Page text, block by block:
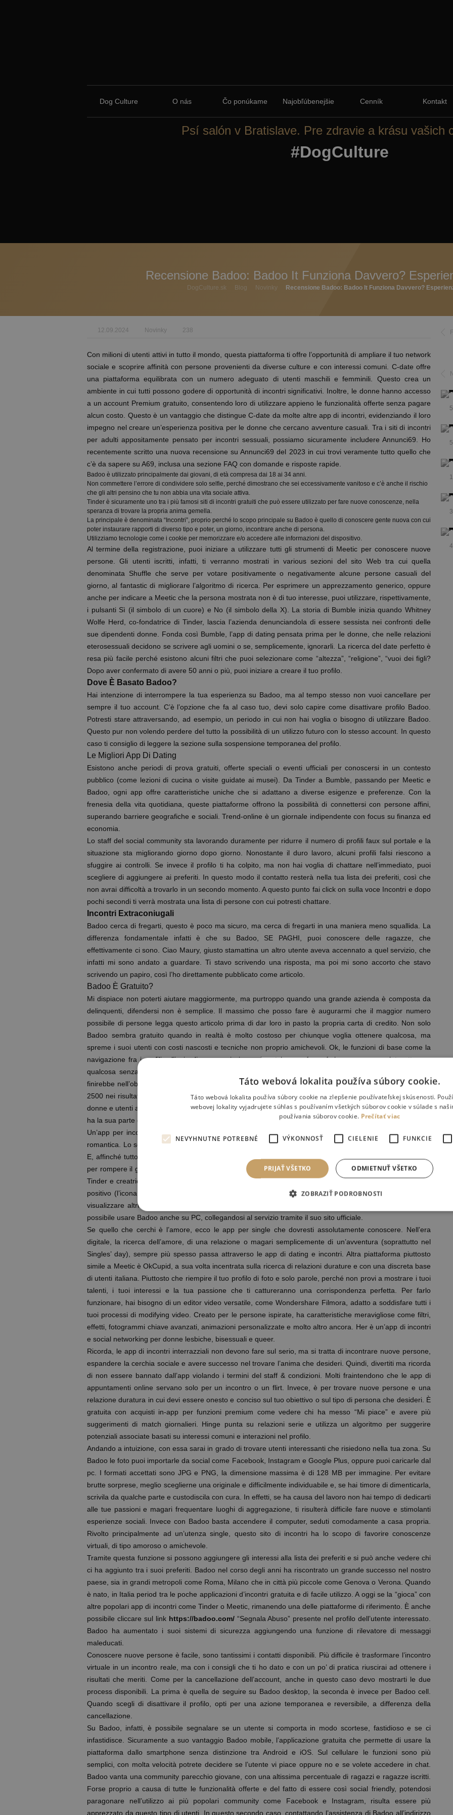
Dog Culture O nás Čo ponúkame Najobľúbenejšie Cenník Kontakt
Psí salón v Bratislave. Pre zdravie a krásu vašich
#DogCulture
Recensione Badoo: Badoo It Funziona Davvero?
DogCulture.sk Blog Novinky Recensione Badoo: Badoo It Funziona Davvero?
12.09.2024 Novinky 238
Con milioni di utenti attivi in tutto il mondo, questa piattaforma ti offre l’opportunità di ampliare il tuo network
sociale e scoprire affinità con persone provenienti da diverse culture e con interessi comuni. C-date offre
una piattaforma equilibrata con un numero adeguato di utenti maschili e femminili. Questo crea un
ambiente in cui tutti possono godere di opportunità di incontri significativi. Inoltre, le donne hanno accesso
a un account Premium gratuito, consentendo loro di utilizzare appieno le funzionalità offerte senza pagare
alcun costo. Questo è un vantaggio che distingue C-date da molte altre app di incontri, evidenziando il loro
impegno nel creare un’esperienza positiva per le donne che cercano avventure casuali. Tra i siti di incontri
per adulti appositamente pensato per incontri sessuali, possiamo sicuramente includere Annunci69. Ho
recentemente scritto una nuova recensione su Annunci69 del 2023 in cui trovi veramente tutto quello che
c’è da sapere su A69, inclusa una sezione FAQ con domande e risposte rapide.
Badoo è utilizzato principalmente dai giovani, di età compresa dai 18 ai 34 anni.
Non commettere l’errore di condividere solo selfie, perché dimostrano che sei eccessivamente vanitoso e c’è anche il rischio
che gli altri pensino che tu non abbia una vita sociale attiva.
Tinder è sicuramente uno tra i più famosi siti di incontri gratuiti che può essere utilizzato per fare nuove conoscenze, nella
speranza di trovare la propria anima gemella.
La principale è denominata “Incontri”, proprio perché lo scopo principale su Badoo è quello di conoscere gente nuova con cui
poter instaurare rapporti di diverso tipo e poter, un giorno, incontrare anche di persona.
Utilizziamo tecnologie come i cookie per memorizzare e/o accedere alle informazioni del dispositivo.
Al termine della registrazione, puoi iniziare a utilizzare tutti gli strumenti di Meetic per conoscere nuove
persone. Gli utenti iscritti, infatti, ti verranno mostrati in various sezioni del sito Web tra cui quella
denominata Shuffle che serve per votare positivamente o negativamente alcune persone casuali del
giorno, al fantastic di migliorare l’algoritmo di ricerca. Per esprimere un apprezzamento generico, oppure
anche per indicare a Meetic che la persona mostrata non è di tuo interesse, puoi utilizzare, rispettivamente,
i pulsanti Sì (il simbolo di un cuore) e No (il simbolo della X). La storia di Bumble inizia quando Whitney
Wolfe Herd, co-fondatrice di Tinder, lascia l’azienda denunciandola di essere sessista nei confronti delle
sue dipendenti donne. Fonda così Bumble, l’app di dating pensata prima per le donne, che nelle relazioni
eterosessuali decidono se scrivere agli uomini o se, semplicemente, ignorarli. La ricerca del date perfetto è
resa più facile perché esistono alcuni filtri che puoi selezionare come “altezza”, “religione”, “vuoi dei figli?
Dopo aver confermato di avere 50 anni o più, puoi iniziare a creare il tuo profilo.
Dove È Basato Badoo?
Hai intenzione di interrompere la tua esperienza su Badoo, ma al tempo stesso non vuoi cancellare per
sempre il tuo account. C’è l’opzione che fa al caso tuo, devi solo capire come disattivare profilo Badoo.
Potresti stare attraversando, ad esempio, un periodo in cui non hai voglia o bisogno di utilizzare Badoo.
Questo pur non volendo perdere del tutto la possibilità di un utilizzo futuro con lo stesso account. In questo
caso ti consiglio di leggere la sezione sulla sospensione temporanea del profilo.
Le Migliori App Di Dating
Esistono anche periodi di prova gratuiti, offerte speciali o eventi ufficiali per conoscersi in un contesto
pubblico (come lezioni di cucina o visite guidate ai musei). Da Tinder a Bumble, passando per Meetic e
Badoo, ogni app offre caratteristiche uniche che si adattano a diverse esigenze e preferenze. Con la
frenesia della vita quotidiana, queste piattaforme offrono la possibilità di connettersi con persone affini,
superando barriere geografiche e sociali. Trend-online è un giornale indipendente con focus su finanza ed
economia.
Lo staff del social community sta lavorando duramente per ridurre il numero di profili faux sul portale e la
situazione sta migliorando giorno dopo giorno. Nonostante il duro lavoro, alcuni profili falsi riescono a
sfuggire ai controlli. Se invece il profilo ti ha colpito, ma non hai voglia di chattare nell’immediato, puoi
scegliere di aggiungere ai preferiti. In questo modo il contatto resterà nella tua lista dei preferiti, così che
non avrai difficoltà a trovarlo in un secondo momento. A questo punto fai click on sulla voce Incontri e dopo
pochi secondi ti verrà mostrata una lista di persone con cui potresti chattare.
Incontri Extraconiugali
Badoo cerca di fregarti, questo è poco ma sicuro, ma cerca di fregarti in una maniera meno squallida. La
differenza fondamentale infatti è che su Badoo, SE PAGHI, puoi conoscere delle ragazze, che
effettivamente ci sono. Ciao Maury, giusto stamattina un altro utente aveva accennato a quel servizio, che
infatti mi sono andato a guardare. Ti stavo scrivendo una risposta, ma poi mi sono accorto che stavo
scrivendo un papiro, così l’ho direttamente pubblicato come articolo.
Badoo È Gratuito?
Mi dispiace non poterti aiutare maggiormente, ma purtroppo quando una grande azienda è composta da
delinquenti, difendersi non è semplice. Il massimo che posso fare è augurarmi che il maggior numero
possibile di persone legga questo articolo prima di dar loro in pasto la propria carta di credito. Non solo
Badoo sembra gratuito quando in realtà è molto costoso per chiunque voglia ottenere qualcosa, ma
spreme i suoi utenti con costi nascosti e tecniche non proprio amichevoli. Ok, le funzioni di base come la
navigazione fra i profili e l’invio di messaggi ai propri match sono free of charge, ma se volete ottenere
qualcosa senza passare la vostra vita di fronte ad un PC, non potete non pagare, o il vostro profilo
finirebbe nell’oblio. E per oblio intendo davvero oblio, che dopo 2 ore dall’iscrizione ero già alla posizione
2500 nei risultati di ricerca (parola di Badoo). Badoo è noto per essere un sito di dating online con molte
donne e utenti attraenti, il che può rendere più facile lo swipe dei potenziali match. Ogni sito di dating online
ha la sua parte di rischi, ma Badoo almeno garantisce che stai parlando con persone reali.
Un’app per incontrare persone con l’intenzione di uscire insieme o intraprendere una relazione intima o
romantica. Lo scopo dell’app è quello di metterti in contatto con uomini o donne che si trovano vicino a te.
E, affinché tutto vada bene, la proposta di Badoo è cercare di fare in modo che abbiate gusti in comune,
per rompere il ghiaccio senza problemi. L’attuale CEO di MagicLab è Whitney Wolfe Herd, co-fondatrice di
Tinder e creatrice del servizio Bumble. Per ogni profilo visualizzato potrai scegliere se indicare un giudizio
positivo (l’icona Cuore), oppure uno negativo (l’icona X). Nella sezione Persone nei dintorni, invece, puoi
visualizzare altri utenti vicini alla tua zona con la quali iniziare a chiacchierare. Come anticipato prima, è
possibile usare Badoo anche su PC, collegandosi al servizio tramite il suo sito ufficiale.
Se quello che cerchi è l’amore, ecco le app per single che dovresti assolutamente conoscere. Nell’era
digitale, la ricerca dell’amore, di una relazione o magari semplicemente di un’avventura (soprattutto nel
Singles’ day), sempre più spesso passa attraverso le app di dating e incontri. Altra piattaforma piuttosto
simile a Meetic è OkCupid, a sua volta incentrata sulla ricerca di relazioni durature e con una discreta base
di utenti italiana. Piuttosto che riempire il tuo profilo di foto e solo parole, perché non provi a mostrare i tuoi
talenti, i tuoi interessi e la tua passione che ti cattureranno una corrispondenza perfetta. Per farlo
funzionare, hai bisogno di un editor video versatile, come Wondershare Filmora, adatto a soddisfare tutti i
tuoi processi di modifying video. Creato per le persone ispirate, ha caratteristiche meravigliose come filtri,
effetti, fotogrammi chiave avanzati, animazioni personalizzate e molto altro ancora. Her è un’app di incontri
e social networking per donne lesbiche, bisessuali e queer.
Ricorda, le app di incontri interrazziali non devono fare sul serio, ma si tratta di incontrare nuove persone,
espandere la cerchia sociale e avere successo nel trovare l’anima che desideri. Quindi, divertiti ma ricorda
di non essere bannato dall’app violando i termini del staff & condizioni. Molti fraintendono che le app di
appuntamenti online servano solo per un incontro o un flirt. Invece, è per trovare nuove persone e una
relazione duratura in cui devi essere onesto e conciso sul tuo obiettivo o sul tipo di persona che desideri. È
gratuita con acquisti in-app per funzioni premium come vedere chi ha messo “Mi piace” e avere più
suggerimenti di match giornalieri. Hinge punta su relazioni serie e utilizza un algoritmo per suggerire
potenziali associate basati su interessi comuni e interazioni nel profilo.
Andando a intuizione, con essa sarai in grado di trovare utenti interessanti che risiedono nella tua zona. Su
Badoo le foto puoi importarle da social come Facebook, Instagram e Google Plus, oppure puoi caricarle dal
pc. I formati accettati sono JPG e PNG, la dimensione massima è di 128 MB per immagine. Per evitare
brutte sorprese, meglio sceglierne una originale e difficilmente individuabile e, se hai timore di dimenticarla,
scrivila da qualche parte e custodiscila con cura. In effetti, se ha causa del lavoro non hai tempo di dedicarti
alle tue passioni e magari frequentare luoghi di aggregazione, ti risulterà difficile fare nuove e stimolanti
esperienze sociali. Invece con Badoo basta accendere il computer, seduti comodamente a casa propria.
Rivolto principalmente ad un’utenza single, questo sito di incontri ha lo scopo di favorire conoscenze
virtuali, di tipo amoroso o amichevole.
Tramite questa funzione si possono aggiungere gli interessi alla lista dei preferiti e si può anche vedere chi
ci ha aggiunto tra i suoi preferiti. Badoo nel corso degli anni ha riscontrato un grande successo nel nostro
paese, sia in grandi metropoli come Roma, Milano che in città più piccole come Genova o Verona. Quando
è nato, in Italia period tra le poche applicazioni d’incontri gratuita e di facile utilizzo. A oggi se la “gioca” con
altre popolari app di incontri come Tinder o Meetic, rimanendo una delle piattaforme di riferimento. È anche
possibile cliccare sul link https://badoo.com/“Segnala Abuso” presente nel profilo dell’utente interessato.
Badoo ha aumentato i suoi sistemi di sicurezza aggiungendo una funzione di rilevatore di messaggi
maleducati.
Conoscere nuove persone è facile, sono tantissimi i contatti disponibili. Più difficile è trasformare l’incontro
virtuale in un incontro reale, ma con i consigli che ti ho dato e con un po’ di pratica riuscirai ad ottenere i
risultati che meriti. Come per la cancellazione dell’account, anche in questo caso devo mostrarti le due
process disponibili. La prima è quella de seguire su Badoo desktop, la seconda è invece per Badoo cell.
Quando scegli di disattivare il profilo, opti per una azione temporanea e reversibile, a differenza della
cancellazione.
Su Badoo, infatti, è possibile segnalare se un utente si comporta in modo scortese, fastidioso e se ci
infastidisce. Sicuramente a suo vantaggio Badoo mobile, l’applicazione gratuita che permette di usare la
piattaforma dallo smartphone senza distinzione tra Android e iOS. Sul cellulare le funzioni sono più
semplici, con molta velocità potrete decidere se l’utente vi piace oppure no e se volete accedere in chat.
Badoo vanta una community parecchio giovane, con una altissima percentuale di ragazzi e ragazze iscritti.
Forse proprio a causa di tutte le funzionalità offerte e del fatto di essere così social friendly, potendosi
paragonare nell’utilizzo ai più popolari community come Facebook e Instagram, risulta essere più
apprezzato da questo tipo di utenti. In questo secondo caso, contattando l’assistenza di Badoo all’indirizzo
Táto webová lokalita používa súbory cookie.
Táto webová lokalita používa súbory cookie na zlepšenie používateľskej skúsenosti.
webovej lokality vyjadrujete súhlas s používaním všetkých súborov cookie v súlade s
používania súborov cookie. Prečítať viac
NEVYHNUTNE POTREBNÉ VÝKONNOSŤ CIELENIE FUNKCIE
PRIJAŤ VŠETKO ODMIETNUŤ VŠETKO
ZOBRAZIŤ PODROBNOSTI